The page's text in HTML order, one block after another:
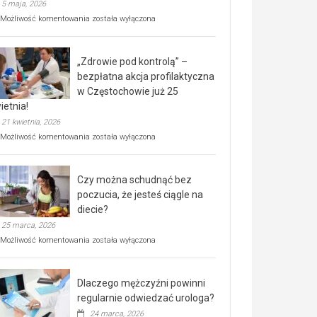
5 maja, 2026
Możliwość komentowania Rusza
rehabilitacji
dla
seniorów!
została wyłączona
„Zdrowie pod kontrolą” –
bezpłatna akcja profilaktyczna
w Częstochowie już 25
21 kwietnia, 2026
Możliwość komentowania „Zdrowie
bezpłatna
akcja
profilaktyczna
w
już
kwietnia!
została wyłączona
Czy można schudnąć bez
poczucia, że jesteś ciągle na
diecie?
25 marca, 2026
Możliwość komentowania Czy
poczucia,
że
została wyłączona
Dlaczego mężczyźni powinni
regularnie odwiedzać urologa?
24 marca, 2026